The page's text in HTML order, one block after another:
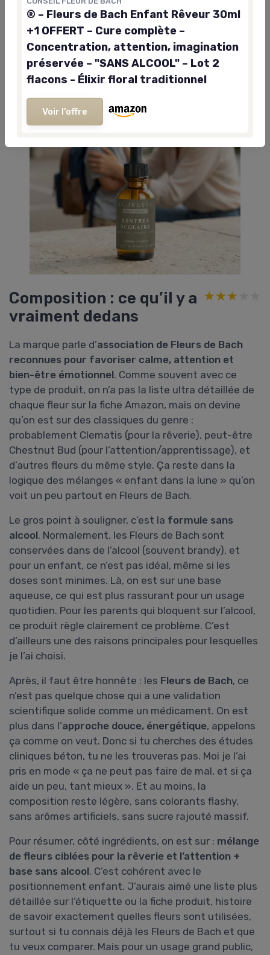
lui demande : protéger le produit et le rendre facile à
utiliser au quotidien.
Composition : ce qu’il y a
vraiment dedans
★★★★★
★★★★★
La marque parle d’association de Fleurs de Bach
reconnues pour favoriser calme, attention et
bien-être émotionnel. Comme souvent avec ce
type de produit, on n’a pas la liste ultra détaillée de
chaque fleur sur la fiche Amazon, mais on devine
qu’on est sur des classiques du genre :
probablement Clematis (pour la rêverie), peut-être
Chestnut Bud (pour l’attention/apprentissage), et
d’autres fleurs du même style. Ça reste dans la
logique des mélanges « enfant dans la lune » qu’on
voit un peu partout en Fleurs de Bach.
Le gros point à souligner, c’est la formule sans
alcool. Normalement, les Fleurs de Bach sont
conservées dans de l’alcool (souvent brandy), et
pour un enfant, ce n’est pas idéal, même si les
doses sont minimes. Là, on est sur une base
aqueuse, ce qui est plus rassurant pour un usage
quotidien. Pour les parents qui bloquent sur l’alcool,
ce produit règle clairement ce problème. C’est
d’ailleurs une des raisons principales pour lesquelles
je l’ai choisi.
Après, il faut être honnête : les Fleurs de Bach, ce
n’est pas quelque chose qui a une validation
scientifique solide comme un médicament. On est
plus dans l’approche douce, énergétique, appelons
ça comme on veut. Donc si tu cherches des études
cliniques béton, tu ne les trouveras pas. Moi je l’ai
pris en mode « ça ne peut pas faire de mal, et si ça
aide un peu, tant mieux ». Et au moins, la
composition reste légère, sans colorants flashy,
sans arômes artificiels, sans sucre rajouté massif.
Pour résumer, côté ingrédients, on est sur : mélange
de fleurs ciblées pour la rêverie et l’attention +
base sans alcool. C’est cohérent avec le
positionnement enfant. J’aurais aimé une liste plus
détaillée sur l’étiquette ou la fiche produit, histoire
de savoir exactement quelles fleurs sont utilisées,
surtout si tu connais déjà les Fleurs de Bach et que
tu veux comparer. Mais pour un usage grand public,
® – Fleurs de Bach Enfant Rêveur 30ml
+1 OFFERT – Cure complète –
Concentration, attention, imagination
préservée – "SANS ALCOOL" – Lot 2
flacons - Élixir floral traditionnel
Voir l'offre